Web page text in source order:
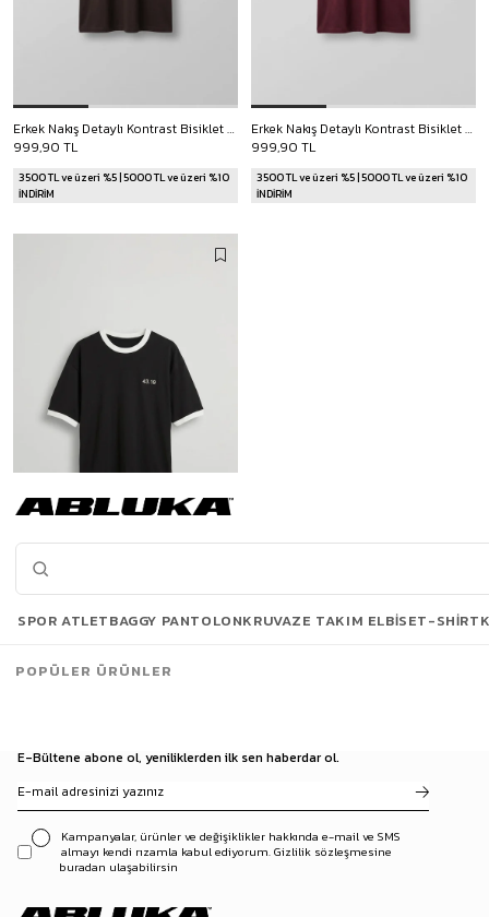
Erkek Nakış Detaylı Kontrast Bisiklet Yaka Boxy Fit T-Shirt Koyu Kahve
999,90 TL
3500 TL ve üzeri %5 | 5000 TL ve üzeri %10
İNDİRİM
Erkek Nakış Detaylı Kontrast Bisiklet Yaka Boxy Fit T-Shirt Bordo
999,90 TL
3500 TL ve üzeri %5 | 5000 TL ve üzeri %10
İNDİRİM
Erkek Nakış Detaylı Kontrast Bisiklet Yaka Boxy Fit T-Shirt Siyah
E-Bültene abone ol, yeniliklerden ilk sen haberdar ol.
Kampanyalar, ürünler ve değişiklikler hakkında e-mail ve SMS
almayı kendi rızamla kabul ediyorum. Gizlilik sözleşmesine
buradan ulaşabilirsin
SPOR ATLETBAGGY PANTOLONKRUVAZE TAKIM ELBISET-SHIRT
POPÜLER ÜRÜNLER